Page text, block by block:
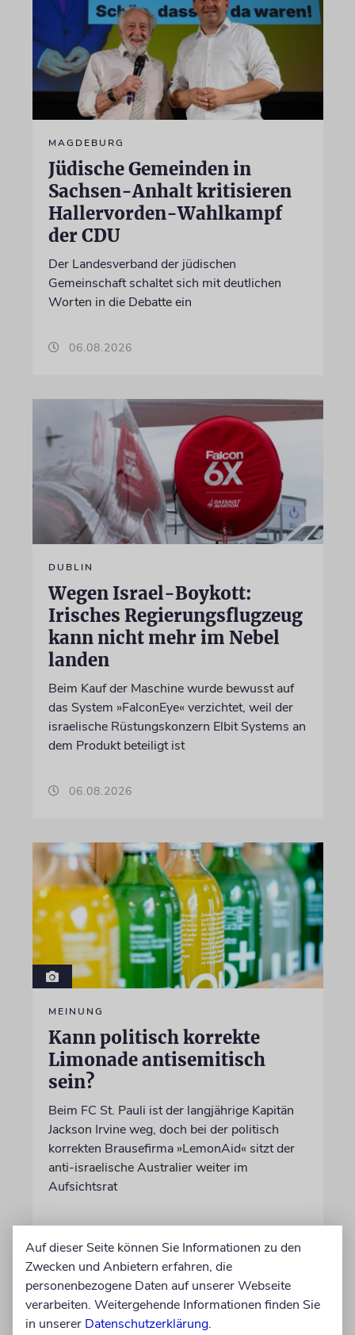
MAGDEBURG
Jüdische Gemeinden in
Sachsen-Anhalt kritisieren
Hallervorden-Wahlkampf
der CDU
Der Landesverband der jüdischen
Gemeinschaft schaltet sich mit deutlichen
Worten in die Debatte ein
06.08.2026
DUBLIN
Wegen Israel-Boykott:
Irisches Regierungsflugzeug
kann nicht mehr im Nebel
landen
Beim Kauf der Maschine wurde bewusst auf
das System »FalconEye« verzichtet, weil der
israelische Rüstungskonzern Elbit Systems an
dem Produkt beteiligt ist
06.08.2026
MEINUNG
Kann politisch korrekte
Limonade antisemitisch
sein?
Beim FC St. Pauli ist der langjährige Kapitän
Jackson Irvine weg, doch bei der politisch
korrekten Brausefirma »LemonAid« sitzt der
anti-israelische Australier weiter im
Aufsichtsrat
06.08.2026
Auf dieser Seite können Sie Informationen zu den
Zwecken und Anbietern erfahren, die
personenbezogene Daten auf unserer Webseite
verarbeiten. Weitergehende Informationen finden Sie
in unserer Datenschutzerklärung.